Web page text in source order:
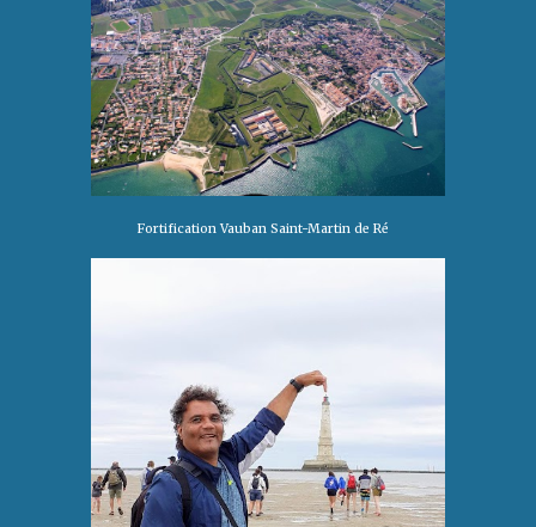
Fortification Vauban Saint-Martin de Ré